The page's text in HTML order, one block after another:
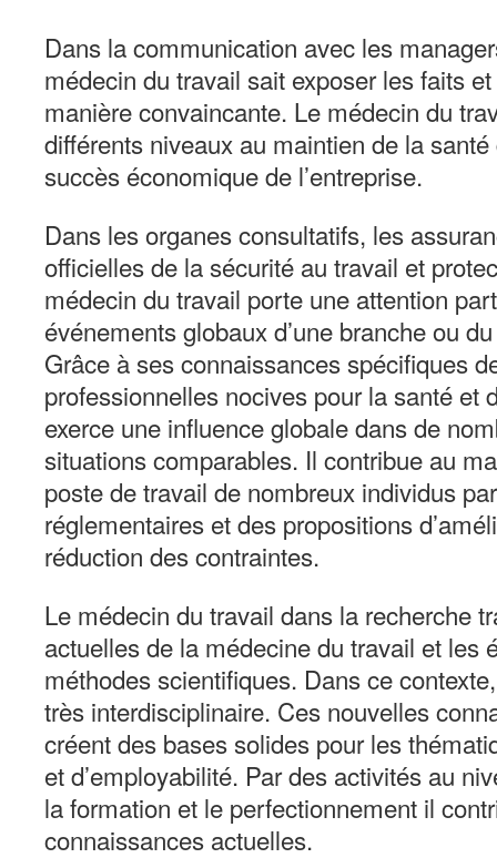
Dans la communication avec les
médecin du travail sait exposer les faits
manière convaincante. Le médecin du
différents niveaux au maintien de la
succès économique de l’entreprise.
Dans les organes consultatifs, les
officielles de la sécurité au travail et
médecin du travail porte une attention
événements globaux d’une branche ou
Grâce à ses connaissances spécifiques
professionnelles nocives pour la santé et
exerce une influence globale dans de
situations comparables. Il contribue au
poste de travail de nombreux individus
réglementaires et des propositions
réduction des contraintes.
Le médecin du travail dans la recherche
actuelles de la médecine du travail et les
méthodes scientifiques. Dans ce
très interdisciplinaire. Ces nouvelles
créent des bases solides pour les
et d’employabilité. Par des activités au
la formation et le perfectionnement il
connaissances actuelles.